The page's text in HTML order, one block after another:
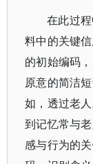
在此过
料中的关键
的初始编码
原意的简洁
如，透过老
到记忆常与
感与行为的